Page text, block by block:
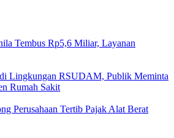
Tembus Rp5,6 Miliar, Layanan
Lingkungan RSUDAM, Publik Meminta
Rumah Sakit
Perusahaan Tertib Pajak Alat Berat